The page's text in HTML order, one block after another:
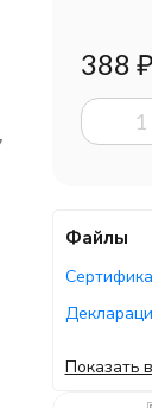
388 ₽
Файлы
Показать